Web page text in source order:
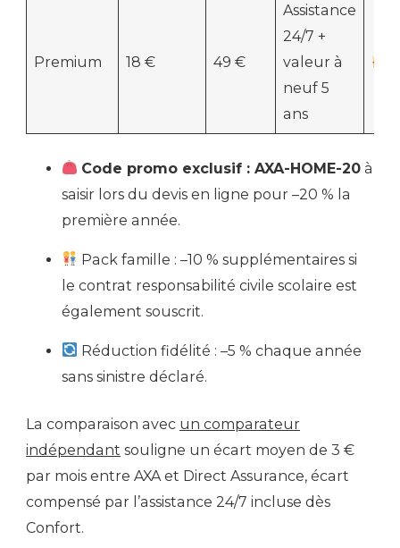
Premium 18 € 49 €
Assistance
24/7 +
valeur à
neuf 5
ans
Code promo exclusif : AXA-HOME-20 à
saisir lors du devis en ligne pour –20 % la
première année.
Pack famille : –10 % supplémentaires si
le contrat responsabilité civile scolaire est
également souscrit.
Réduction fidélité : –5 % chaque année
sans sinistre déclaré.
La comparaison avec un comparateur
indépendant souligne un écart moyen de 3 €
par mois entre AXA et Direct Assurance, écart
compensé par l’assistance 24/7 incluse dès
Confort.